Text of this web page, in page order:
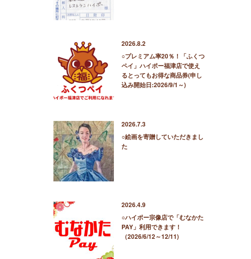
2026.8.2
○プレミアム率20％！「ふくつ
ペイ」ハイポー福津店で使え
るとってもお得な商品券(申し
込み開始日:2026/9/1～)
2026.7.3
○絵画を寄贈していただきまし
た
2026.4.9
○ハイポー宗像店で「むなかた
PAY」利用できます！
（2026/6/12～12/11)